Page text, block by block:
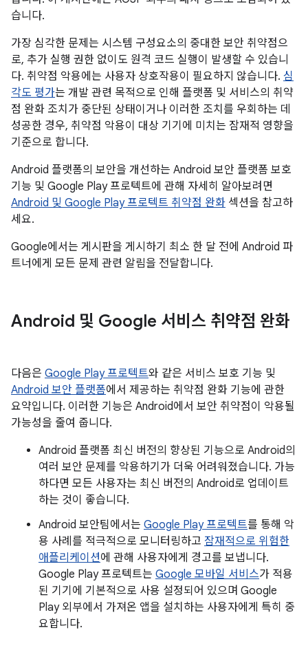
습니다.
가장 심각한 문제는 시스템 구성요소의 중대한 보안 취약점으
로, 추가 실행 권한 없이도 원격 코드 실행이 발생할 수 있습니
다. 취약점 악용에는 사용자 상호작용이 필요하지 않습니다. 심
각도 평가는 개발 관련 목적으로 인해 플랫폼 및 서비스의 취약
점 완화 조치가 중단된 상태이거나 이러한 조치를 우회하는 데
성공한 경우, 취약점 악용이 대상 기기에 미치는 잠재적 영향을
기준으로 합니다.
Android 플랫폼의 보안을 개선하는 Android 보안 플랫폼 보호
기능 및 Google Play 프로텍트에 관해 자세히 알아보려면
Android 및 Google Play 프로텍트 취약점 완화 섹션을 참고하
세요.
Google에서는 게시판을 게시하기 최소 한 달 전에 Android 파
트너에게 모든 문제 관련 알림을 전달합니다.
Android 및 Google 서비스 취약점 완화
다음은 Google Play 프로텍트와 같은 서비스 보호 기능 및
Android 보안 플랫폼에서 제공하는 취약점 완화 기능에 관한
요약입니다. 이러한 기능은 Android에서 보안 취약점이 악용될
가능성을 줄여 줍니다.
Android 플랫폼 최신 버전의 향상된 기능으로 Android의
여러 보안 문제를 악용하기가 더욱 어려워졌습니다. 가능
하다면 모든 사용자는 최신 버전의 Android로 업데이트
하는 것이 좋습니다.
Android 보안팀에서는 Google Play 프로텍트를 통해 악
용 사례를 적극적으로 모니터링하고 잠재적으로 위험한
애플리케이션에 관해 사용자에게 경고를 보냅니다.
Google Play 프로텍트는 Google 모바일 서비스가 적용
된 기기에 기본적으로 사용 설정되어 있으며 Google
Play 외부에서 가져온 앱을 설치하는 사용자에게 특히 중
요합니다.